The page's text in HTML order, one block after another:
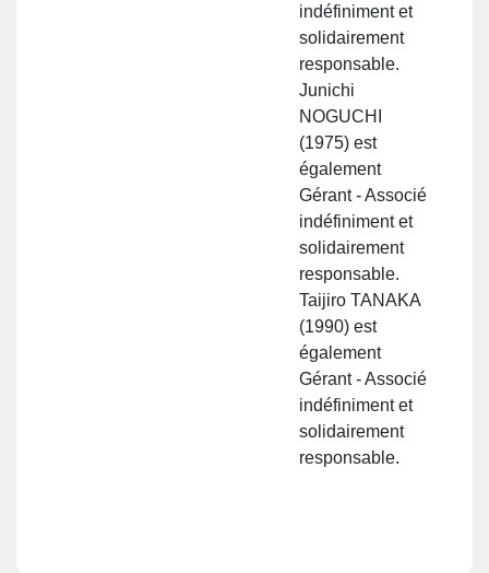
indéfiniment et
solidairement
responsable.
Junichi
NOGUCHI
(1975) est
également
Gérant - Associé
indéfiniment et
solidairement
responsable.
Taijiro TANAKA
(1990) est
également
Gérant - Associé
indéfiniment et
solidairement
responsable.